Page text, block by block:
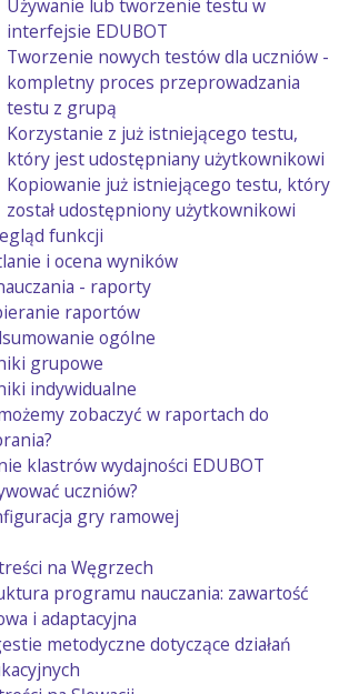
Używanie lub tworzenie testu w
interfejsie EDUBOT
Tworzenie nowych testów dla uczniów -
kompletny proces przeprowadzania
testu z grupą
Korzystanie z już istniejącego testu,
który jest udostępniany użytkownikowi
Kopiowanie już istniejącego testu, który
został udostępniony użytkownikowi
funkcji
i ocena wyników
- raporty
raportów
ogólne
grupowe
indywidualne
zobaczyć w raportach do
klastrów wydajności EDUBOT
uczniów?
gry ramowej
na Węgrzech
programu nauczania: zawartość
i adaptacyjna
metodyczne dotyczące działań